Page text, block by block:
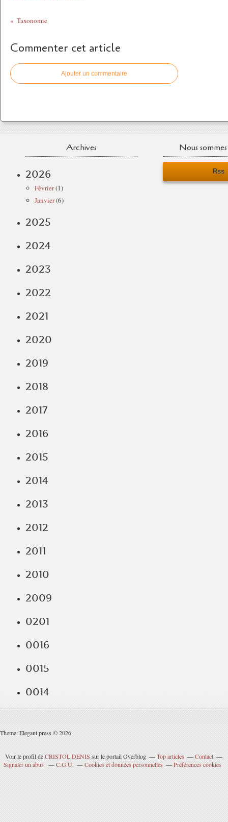
Taxonomie
Commenter cet article
Ajouter un commentaire
Archives
2026
Février(1)
Janvier(6)
2025
2024
2023
2022
2021
2020
2019
2018
2017
2016
2015
2014
2013
2012
2011
2010
2009
0201
0016
0015
0014
Nous
Rss
Theme: Elegant press © 2026
Voir le profil deCRISTOL DENIS sur le portail Overblog Top articles
Contact
Signaler un abus
C.G.U. Cookies et données personnelles Préférences cookies